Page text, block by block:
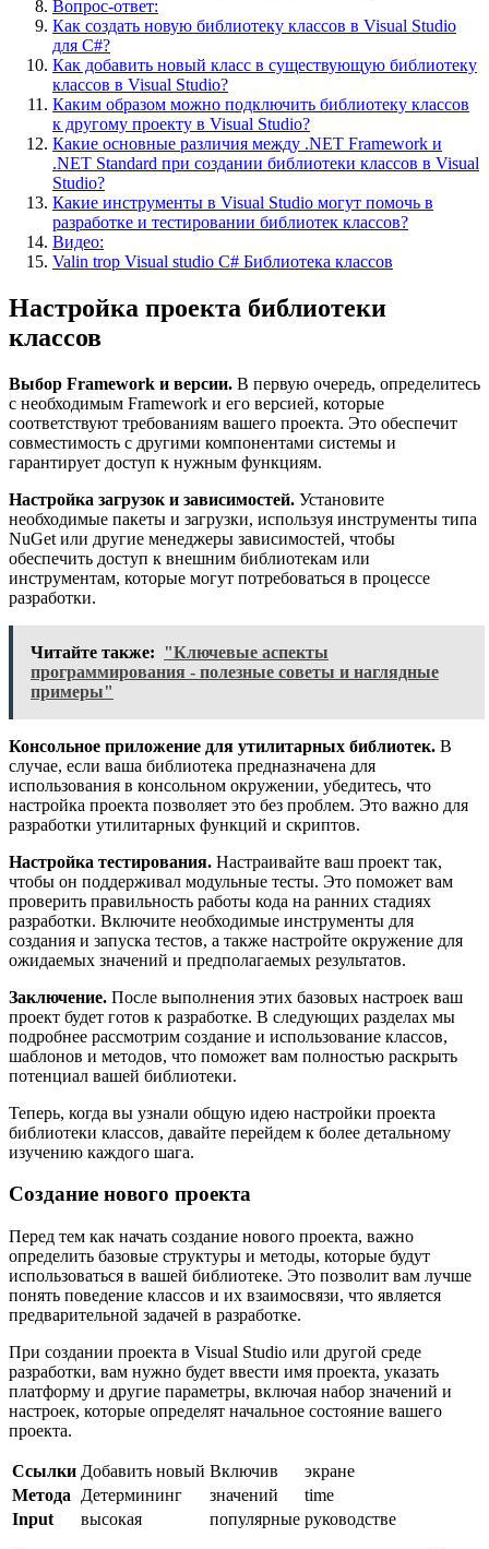
Вопрос-ответ:
Как создать новую библиотеку классов в Visual Studio
для C#?
Как добавить новый класс в существующую библиотеку
классов в Visual Studio?
Каким образом можно подключить библиотеку классов
к другому проекту в Visual Studio?
Какие основные различия между .NET Framework и
.NET Standard при создании библиотеки классов в Visual
Studio?
Какие инструменты в Visual Studio могут помочь в
разработке и тестировании библиотек классов?
Видео:
Valin trop Visual studio С# Библиотека классов
Настройка проекта библиотеки
классов
Выбор Framework и версии. В первую очередь, определитесь
с необходимым Framework и его версией, которые
соответствуют требованиям вашего проекта. Это обеспечит
совместимость с другими компонентами системы и
гарантирует доступ к нужным функциям.
Настройка загрузок и зависимостей. Установите
необходимые пакеты и загрузки, используя инструменты типа
NuGet или другие менеджеры зависимостей, чтобы
обеспечить доступ к внешним библиотекам или
инструментам, которые могут потребоваться в процессе
разработки.
Читайте также: "Ключевые аспекты
программирования - полезные советы и наглядные
примеры"
Консольное приложение для утилитарных библиотек. В
случае, если ваша библиотека предназначена для
использования в консольном окружении, убедитесь, что
настройка проекта позволяет это без проблем. Это важно для
разработки утилитарных функций и скриптов.
Настройка тестирования. Настраивайте ваш проект так,
чтобы он поддерживал модульные тесты. Это поможет вам
проверить правильность работы кода на ранних стадиях
разработки. Включите необходимые инструменты для
создания и запуска тестов, а также настройте окружение для
ожидаемых значений и предполагаемых результатов.
Заключение. После выполнения этих базовых настроек ваш
проект будет готов к разработке. В следующих разделах мы
подробнее рассмотрим создание и использование классов,
шаблонов и методов, что поможет вам полностью раскрыть
потенциал вашей библиотеки.
Теперь, когда вы узнали общую идею настройки проекта
библиотеки классов, давайте перейдем к более детальному
изучению каждого шага.
Создание нового проекта
Перед тем как начать создание нового проекта, важно
определить базовые структуры и методы, которые будут
использоваться в вашей библиотеке. Это позволит вам лучше
понять поведение классов и их взаимосвязи, что является
предварительной задачей в разработке.
При создании проекта в Visual Studio или другой среде
разработки, вам нужно будет ввести имя проекта, указать
платформу и другие параметры, включая набор значений и
настроек, которые определят начальное состояние вашего
проекта.
Ссылки Добавить новый Включив
экране
Метода
Детермининг значений
time
Input
высокая популярные руководстве